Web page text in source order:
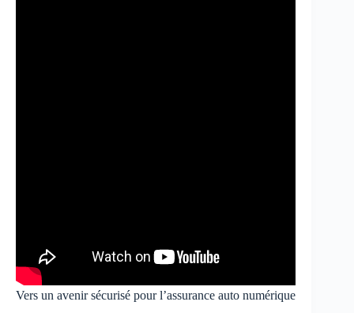
Vers un avenir sécurisé pour l’assurance auto numérique